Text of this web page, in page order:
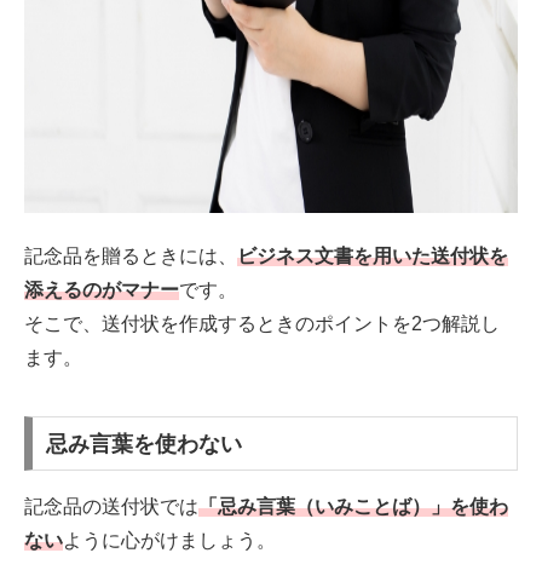
記念品を贈るときには、 ビジネス文書を用いた送付状を
添えるのがマナーです。
そこで、送付状を作成するときのポイントを2つ解説し
ます。
忌み言葉を使わない
記念品の送付状では「忌み言葉（いみことば）」を使わ
ないように心がけましょう。